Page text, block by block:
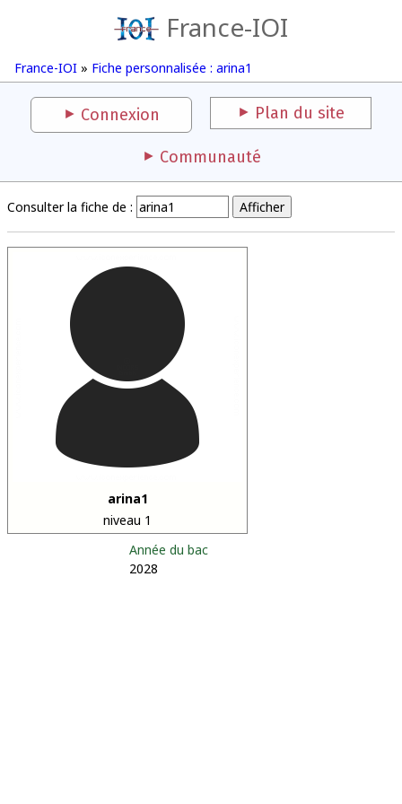
France-IOI
France-IOI » Fiche personnalisée : arina1
Connexion Plan du site
Communauté
Consulter la fiche de :
arina1
niveau 1
Année du bac
2028